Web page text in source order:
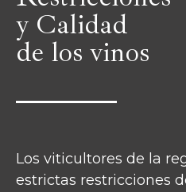
y Calidad
de los vinos
Los viticultores de la
estrictas restricciones